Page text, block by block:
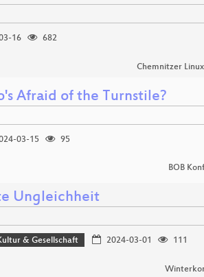
16
682
Chemnitzer
Afraid of the Turnstile?
03-15
95
BOB
Ungleichheit
& Gesellschaft 2024-03-01
111